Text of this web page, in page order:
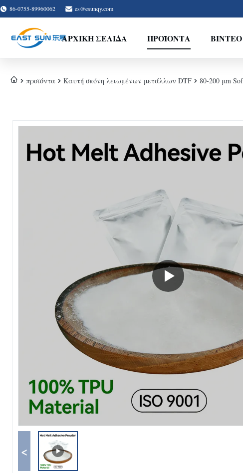
86-0755-89960062 es@esunqy.com
ΑΡΧΙΚΉ ΣΕΛΊΔΑ ΠΡΟΪΌΝΤΑ ΒΊΝΤΕΟ
προϊόντα Καυτή σκόνη λειωμένων μετάλλων DTF 80-200 μm
<